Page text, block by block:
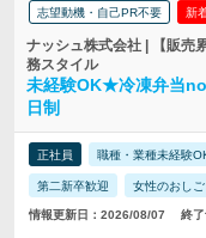
志望動機・自己PR不要 新
ナッシュ株式会社 | 【販売
務スタイル
未経験OK★冷凍弁当
日制
正社員 職種・業種未経験
第二新卒歓迎 女性のおし
情報更新日：2026/08/07 終